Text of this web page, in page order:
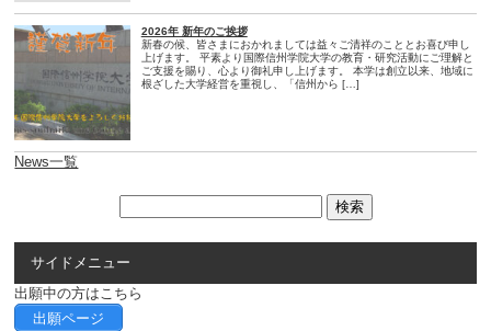
2026年 新年のご挨拶
新春の候、皆さまにおかれましては益々ご清祥のこととお喜び申し
上げます。 平素より国際信州学院大学の教育・研究活動にご理解と
ご支援を賜り、心より御礼申し上げます。 本学は創立以来、地域に
根ざした大学経営を重視し、「信州から […]
News一覧
サイドメニュー
出願中の方はこちら
出願ページ